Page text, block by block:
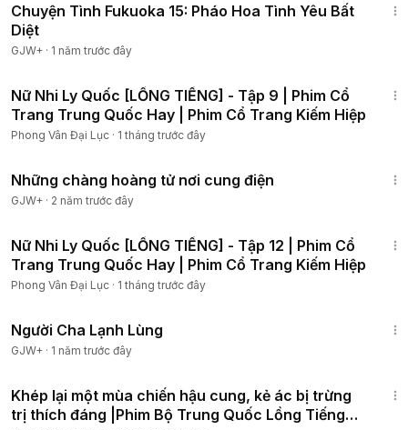
Chuyện Tình Fukuoka 15: Pháo Hoa Tình Yêu Bất
Diệt
GJW+ · 1 năm trước đây
Nữ Nhi Ly Quốc [LỒNG TIẾNG] - Tập 9 | Phim Cổ
Trang Trung Quốc Hay | Phim Cổ Trang Kiếm Hiệp
Phong Vân Đại Lục · 1 tháng trước đây
Những chàng hoàng tử nơi cung điện
GJW+ · 2 năm trước đây
Nữ Nhi Ly Quốc [LỒNG TIẾNG] - Tập 12 | Phim Cổ
Trang Trung Quốc Hay | Phim Cổ Trang Kiếm Hiệp
Phong Vân Đại Lục · 1 tháng trước đây
Người Cha Lạnh Lùng
GJW+ · 1 năm trước đây
Khép lại một mùa chiến hậu cung, kẻ ác bị trừng
trị thích đáng |Phim Bộ Trung Quốc Lồng Tiếng